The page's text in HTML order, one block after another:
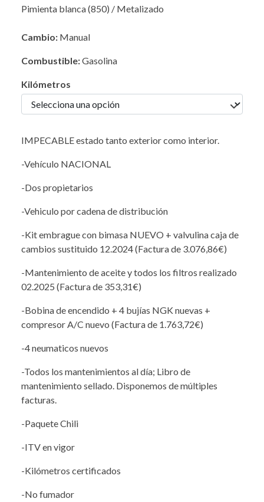
Pimienta blanca (850) / Metalizado
Cambio: Manual
Combustible:Gasolina
Kilómetros
IMPECABLE estado tanto exterior como interior.
-Vehículo NACIONAL
-Dos propietarios
-Vehiculo por cadena de distribución
-Kit embrague con bimasa NUEVO + valvulina caja de
cambios sustituido 12.2024 (Factura de 3.076,86€)
-Mantenimiento de aceite y todos los filtros realizado
02.2025 (Factura de 353,31€)
-Bobina de encendido + 4 bujías NGK nuevas +
compresor A/C nuevo (Factura de 1.763,72€)
-4 neumaticos nuevos
-Todos los mantenimientos al día; Libro de
mantenimiento sellado. Disponemos de múltiples
facturas.
-Paquete Chili
-ITV en vigor
-Kilómetros certificados
-No fumador